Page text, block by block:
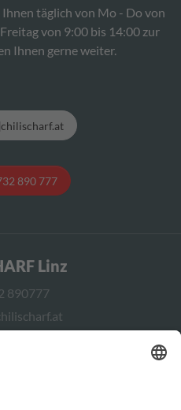
täglich von Mo - Do von
von 9:00 bis 14:00 zur
Ihnen gerne weiter.
890 777
Linz
890777